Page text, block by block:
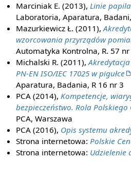
Marciniak E. (2013),Linie
Laboratoria, Aparatura,
Mazurkiewicz Ł. (2011),
wzorcowania przyrządów
Automatyka Kontrolna, R. 57 nr
Michalski R. (2011),
PN-EN ISO/IEC 17025 w pigułce
Aparatura, Badania, R 16 nr 3
PCA (2014),Kompetencje,
bezpieczeństwo. Rola
PCA, Warszawa
PCA (2016), Opis systemu
Strona internetowa:Polskie
Strona internetowa: Udzielenie